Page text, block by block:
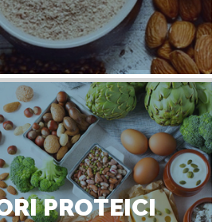
PROTEICI